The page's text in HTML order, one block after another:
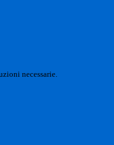
necessarie.